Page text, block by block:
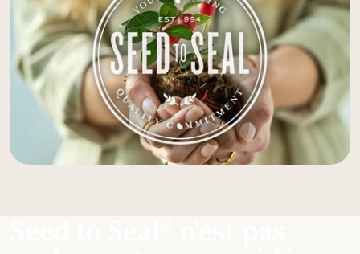
Seed to Seal® n'est pas